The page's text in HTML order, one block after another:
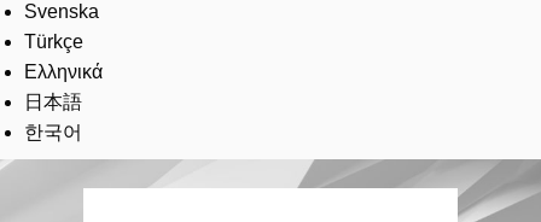
Svenska
Türkçe
Ελληνικά
日本語
한국어